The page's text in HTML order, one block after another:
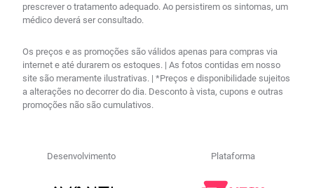
prescrever o tratamento adequado. Ao persistirem os sintomas, um
médico deverá ser consultado.
Os preços e as promoções são válidos apenas para compras via
internet e até durarem os estoques. | As fotos contidas em nosso
site são meramente ilustrativas. | *Preços e disponibilidade sujeitos
a alterações no decorrer do dia. Desconto à vista, cupons e outras
promoções não são cumulativos.
Desenvolvimento Plataforma